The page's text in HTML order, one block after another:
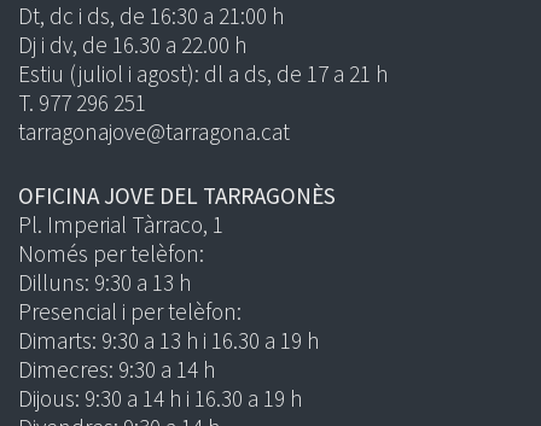
Dt, dc i ds, de 16:30 a 21:00 h
Dj i dv, de 16.30 a 22.00 h
Estiu (juliol i agost): dl a ds, de 17 a 21 h
T. 977 296 251
tarragonajove@tarragona.cat
OFICINA JOVE DEL TARRAGONÈS
Pl. Imperial Tàrraco, 1
Només per telèfon:
Dilluns: 9:30 a 13 h
Presencial i per telèfon:
Dimarts: 9:30 a 13 h i 16.30 a 19 h
Dimecres: 9:30 a 14 h
Dijous: 9:30 a 14 h i 16.30 a 19 h